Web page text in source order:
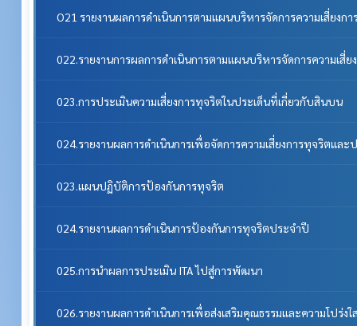
O21 รายงานผลการดำเนินการตามแผนบริหารจัดการความเสี่ยงก
022.รายงานการผลการดำเนินการตามแผนบริหารจัดการความเสี่
023.การประเมินความเสี่ยงการทุจริตในประเด็นที่เกี่ยวกับสินบน
024.รายงานผลการดำเนินการเพื่อจัดการความเสี่ยงการทุจริตแ
023.แผนปฏิบัติการป้องกันการทุจริต
024.รายงานผลการดำเนินการป้องกันการทุจริตประจำปี
025.การนำผลการประเมิน ITA ไปสู่การพัฒนา
026.รายงานผลการดำเนินการเพื่อส่งเสริมคุณธรรมและความโปร่ง